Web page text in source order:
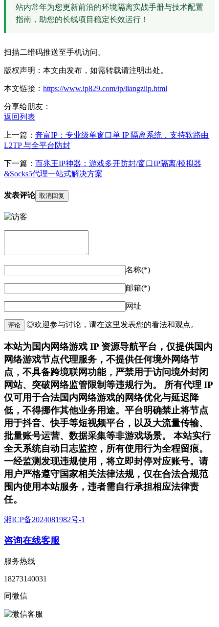
站内常年为您更新前沿的环境隔离实战手册与技术配置
指南，助您的长线项目稳定长效运行！
扫描二维码推送至手机访问。
版权声明：本文由发布，如需转载请注明出处。
本文链接： https://www.ip829.com/ip/liangziip.html
分享给朋友：
返回列表
上一篇： 奔富IP：专业级单窗口单 IP 隔离系统，支持软路由
L2TP 与全平台防封
下一篇： 百兆王IP神器：游戏多开防封/窗口IP隔离/模拟器
&Socks5代理一站式解决方案
发表评论 取消回复
名称(*)
邮箱(*)
网址
评论 ◎欢迎参与讨论，请在这里发表您的看法和观点。
本站为国内网络游戏 IP 资源导航平台，仅提供国内
网络游戏节点代理服务，不提供任何境外网络节
点，不具备跨境联网功能，严禁用于访问境外封闭
网站、突破网络监管限制等违规行为。 所有代理 IP
仅可用于合法国内网络游戏的网络优化与延迟降
低，不得挪作其他业务用途。平台明确禁止将节点
用于抖音、快手等短视频平台，以及大流量传输、
批量账号运营、数据采集等非游戏场景。 本站实行
全天系统自动日志监控，所有使用行为全程留痕。
一经监测发现违规使用，将立即封停对应账号。请
用户严格遵守国家相关法律法规，仅在合法合规范
围内使用本站服务，违者需自行承担相应法律责
任。
湘ICP备2024081982号-1
咨询在线客服
服务热线
18273140031
同微信